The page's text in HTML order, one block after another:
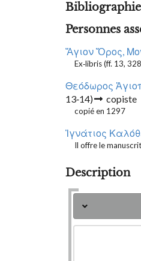
Bibliographie
Personnes
Ἅγιον Ὄρος,
Ex-libris (ff. 13,
Θεόδωρος
13-14)
copiste
copié en 1297
Ἰγνάτιος
Il offre le
Description